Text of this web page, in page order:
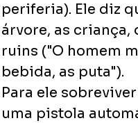
periferia). Ele diz
árvore, as criança,
ruins ("O homem
bebida, as puta").
Para ele
uma pistola